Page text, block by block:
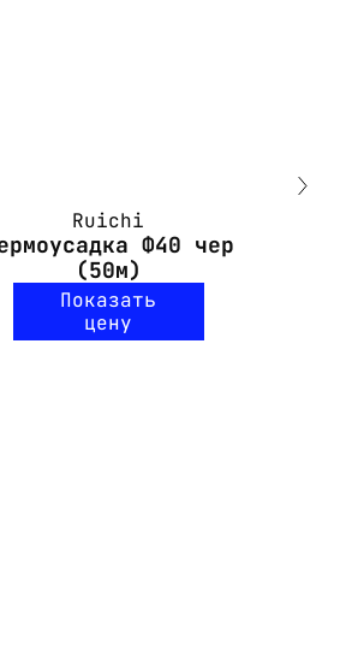
Ruichi
Ф40 чер
(50м)
Показать
цену